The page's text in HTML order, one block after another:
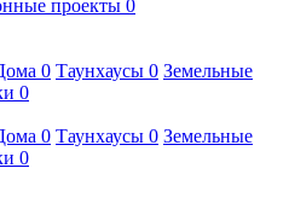
проекты 0
0 Таунхаусы 0 Земельные
0
0 Таунхаусы 0 Земельные
0